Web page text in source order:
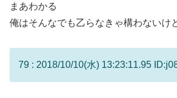
まあわかる
俺はそんなでも乙らなきゃ構わないけ
79 : 2018/10/10(水) 13:23:11.95